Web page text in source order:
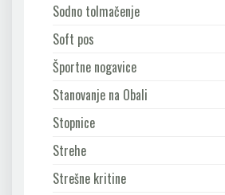
Sodno tolmačenje
Soft pos
Športne nogavice
Stanovanje na Obali
Stopnice
Strehe
Strešne kritine